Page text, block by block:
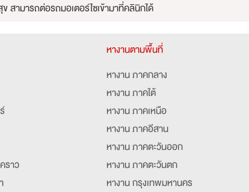
ามารถต่อรถมอเตอร์ไซเข้ามาที่คลินิกได้
ราว
หางานตามพื้นที่
หางาน ภาคกลาง
หางาน ภาคใต้
หางาน ภาคเหนือ
หางาน ภาคอีสาน
หางาน ภาคตะวันออก
หางาน ภาคตะวันตก
หางาน กรุงเทพมหานคร